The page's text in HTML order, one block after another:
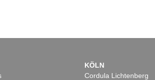
KÖLN
Cordula Lichtenberg